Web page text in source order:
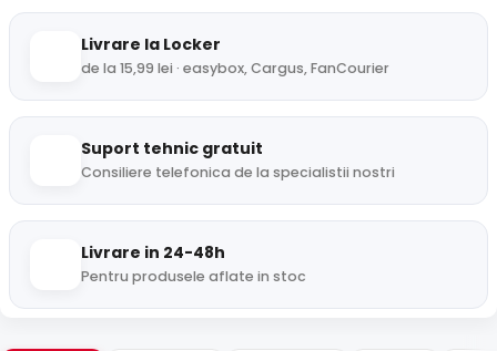
Livrare la Locker
de la 15,99 lei · easybox, Cargus, FanCourier
Suport tehnic gratuit
Consiliere telefonica de la specialistii nostri
Livrare in 24-48h
Pentru produsele aflate in stoc